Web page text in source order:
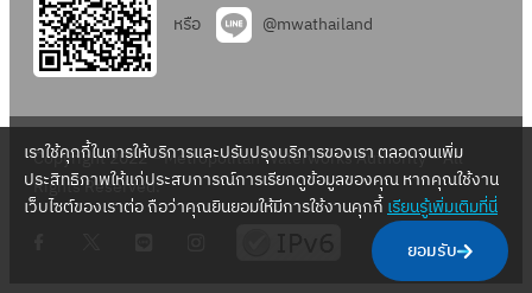
หรือ @mwathailand
Copyright 2022 – Metropolitan Waterworks Authority – All
Rights Reserved.
เราใช้คุกกี้ในการให้บริการและปรับปรุงบริการของเรา ตลอดจนเพิ่ม
ประสิทธิภาพให้แก่ประสบการณ์การเรียกดูข้อมูลของคุณ หากคุณใช้งาน
เว็บไซต์ของเราต่อ ถือว่าคุณยินยอมให้มีการใช้งานคุกกี้เรียนรู้เพิ่มเติมที่นี่
ยอมรับ